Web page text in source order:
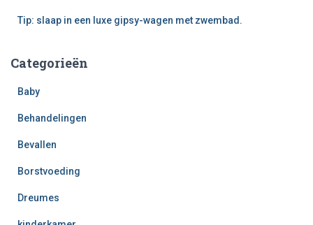
Tip: slaap in een luxe gipsy-wagen met zwembad.
Categorieën
Baby
Behandelingen
Bevallen
Borstvoeding
Dreumes